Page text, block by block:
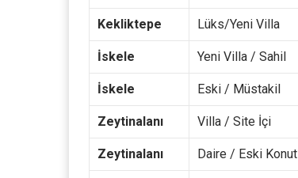
Kekliktepe Lüks/Yeni Villa
İskele Yeni Villa / Sahil
İskele Eski / Müstakil
Zeytinalanı Villa / Site İçi
Zeytinalanı Daire / Eski Konut